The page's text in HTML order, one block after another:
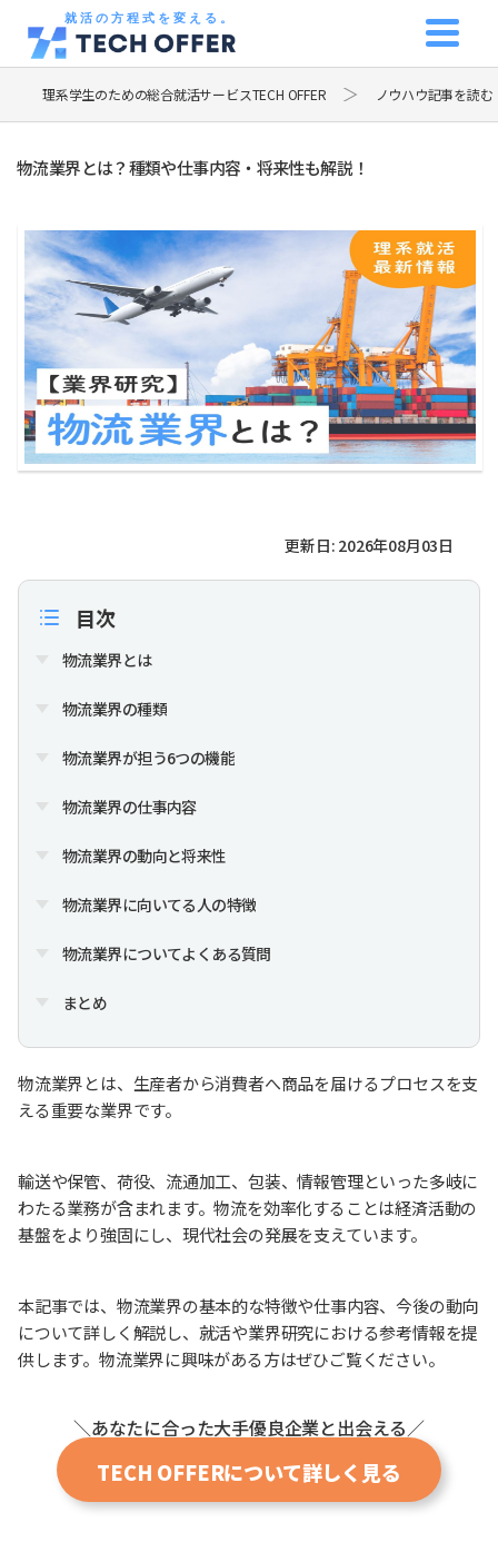
就活の方程式を変える。
理系学生のための総合就活サービスTECH OFFER ノウハウ記事を読む
物流業界とは？種類や仕事内容・将来性も解説！
更新日: 2026年08月03日
目次
物流業界とは
物流業界の種類
物流業界が担う6つの機能
物流業界の仕事内容
物流業界の動向と将来性
物流業界に向いてる人の特徴
物流業界についてよくある質問
まとめ
物流業界とは、生産者から消費者へ商品を届けるプロセスを支
える重要な業界です。
輸送や保管、荷役、流通加工、包装、情報管理といった多岐に
わたる業務が含まれます。物流を効率化することは経済活動の
基盤をより強固にし、現代社会の発展を支えています。
本記事では、物流業界の基本的な特徴や仕事内容、今後の動向
について詳しく解説し、就活や業界研究における参考情報を提
供します。物流業界に興味がある方はぜひご覧ください。
＼あなたに合った大手優良企業と出会える／
TECH OFFERについて詳しく見る